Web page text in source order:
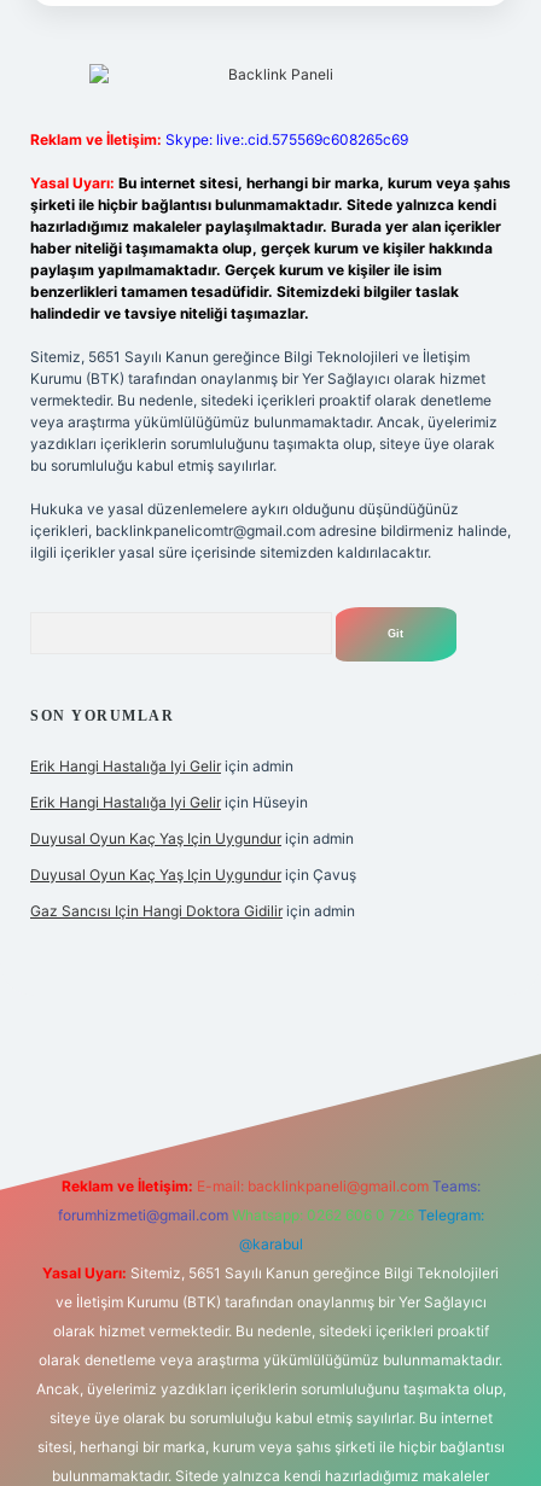
Reklam ve İletişim: Skype: live:.cid.575569c608265c69
Yasal Uyarı: Bu internet sitesi, herhangi bir marka, kurum veya şahıs
şirketi ile hiçbir bağlantısı bulunmamaktadır. Sitede yalnızca kendi
hazırladığımız makaleler paylaşılmaktadır. Burada yer alan içerikler
haber niteliği taşımamakta olup, gerçek kurum ve kişiler hakkında
paylaşım yapılmamaktadır. Gerçek kurum ve kişiler ile isim
benzerlikleri tamamen tesadüfidir. Sitemizdeki bilgiler taslak
halindedir ve tavsiye niteliği taşımazlar.
Sitemiz, 5651 Sayılı Kanun gereğince Bilgi Teknolojileri ve İletişim
Kurumu (BTK) tarafından onaylanmış bir Yer Sağlayıcı olarak hizmet
vermektedir. Bu nedenle, sitedeki içerikleri proaktif olarak denetleme
veya araştırma yükümlülüğümüz bulunmamaktadır. Ancak, üyelerimiz
yazdıkları içeriklerin sorumluluğunu taşımakta olup, siteye üye olarak
bu sorumluluğu kabul etmiş sayılırlar.
Hukuka ve yasal düzenlemelere aykırı olduğunu düşündüğünüz
içerikleri, backlinkpanelicomtr@gmail.com adresine bildirmeniz halinde,
ilgili içerikler yasal süre içerisinde sitemizden kaldırılacaktır.
SON YORUMLAR
Erik Hangi Hastalığa Iyi Gelir için admin
Erik Hangi Hastalığa Iyi Gelir için Hüseyin
Duyusal Oyun Kaç Yaş Için Uygundur için admin
Duyusal Oyun Kaç Yaş Için Uygundur için Çavuş
Gaz Sancısı Için Hangi Doktora Gidilir için admin
Reklam ve İletişim: E-mail: backlinkpaneli@gmail.com Teams:
forumhizmeti@gmail.com Whatsapp: 0262 606 0 726 Telegram:
@karabul
Yasal Uyarı: Sitemiz, 5651 Sayılı Kanun gereğince Bilgi Teknolojileri
ve İletişim Kurumu (BTK) tarafından onaylanmış bir Yer Sağlayıcı
olarak hizmet vermektedir. Bu nedenle, sitedeki içerikleri proaktif
olarak denetleme veya araştırma yükümlülüğümüz bulunmamaktadır.
Ancak, üyelerimiz yazdıkları içeriklerin sorumluluğunu taşımakta olup,
siteye üye olarak bu sorumluluğu kabul etmiş sayılırlar. Bu internet
sitesi, herhangi bir marka, kurum veya şahıs şirketi ile hiçbir bağlantısı
bulunmamaktadır. Sitede yalnızca kendi hazırladığımız makaleler